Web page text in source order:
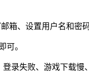
箱、设置用户名和密
可。​
录失败、游戏下载